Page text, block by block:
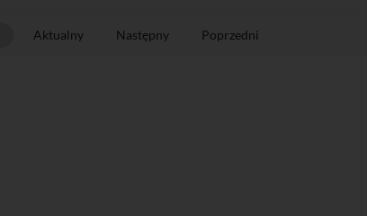
Aktualny Następny Poprzedni